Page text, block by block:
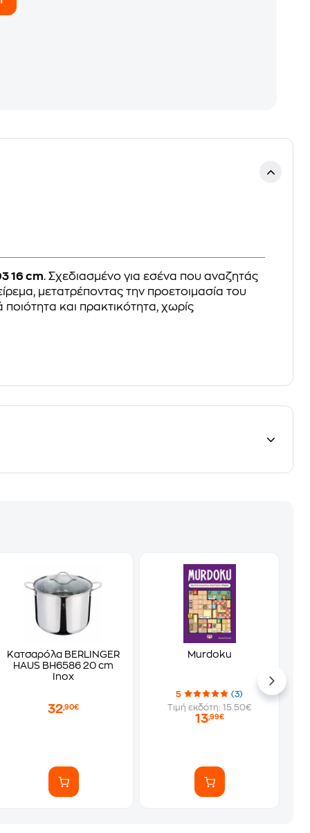
16 cm. Σχεδιασμένο για εσένα που αναζητάς
μετατρέποντας την προετοιμασία του
και πρακτικότητα, χωρίς
Κατσαρόλα BERLINGER
HAUS BH6586 20 cm
Inox
32,90€
Murdoku
5
(3)
Τιμή εκδότη: 15.50€
13,99€